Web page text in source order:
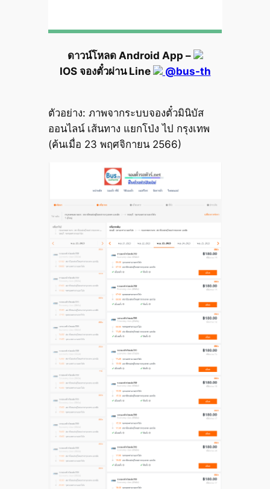
ดาวน์โหลด Android App –
IOS จองตั๋วผ่าน Line
@bus-th
ตัวอย่าง: ภาพจากระบบจองตั๋วมินิบัส
ออนไลน์ เส้นทาง แยกโป่ง ไป กรุงเทพ
(ค้นเมื่อ 23 พฤศจิกายน 2566)